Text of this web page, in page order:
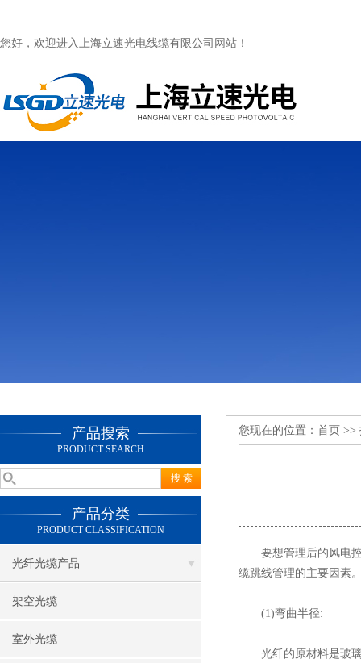
您好，欢迎进入上海立速光电线缆有限公司网站！
产品搜索
PRODUCT SEARCH
产品分类
PRODUCT CLASSIFICATION
光纤光缆产品
架空光缆
室外光缆
您现在的位置： 首页 >>
要想管理后的 风电
缆跳线管理的主要因素
(1)弯曲半径:
光纤的原材料是玻璃